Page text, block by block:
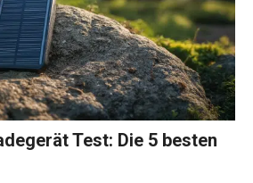
Test: Die 5 besten